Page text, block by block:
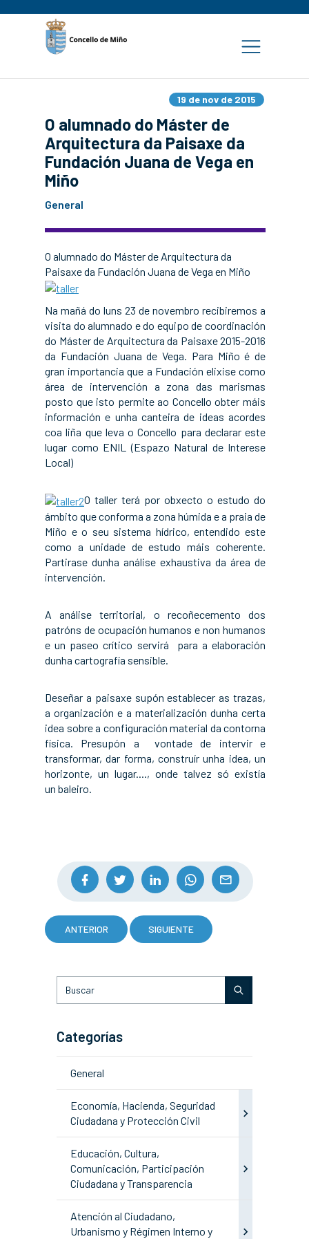
19 de nov de 2015
O alumnado do Máster de
Arquitectura da Paisaxe da
Fundación Juana de Vega en
Miño
General
O alumnado do Máster de Arquitectura da
Paisaxe da Fundación Juana de Vega en Miño
Na mañá do luns 23 de novembro recibiremos a
visita do alumnado e do equipo de coordinación
do Máster de Arquitectura da Paisaxe 2015-2016
da Fundación Juana de Vega. Para Miño é de
gran importancia que a Fundación elixise como
área de intervención a zona das marismas
posto que isto permite ao Concello obter máis
información e unha canteira de ideas acordes
coa liña que leva o Concello para declarar este
lugar como ENIL (Espazo Natural de Interese
Local)
O taller terá por obxecto o estudo do
ámbito que conforma a zona húmida e a praia de
Miño e o seu sistema hídrico, entendido este
como a unidade de estudo máis coherente.
Partirase dunha análise exhaustiva da área de
intervención.
A análise territorial, o recoñecemento dos
patróns de ocupación humanos e non humanos
e un paseo crítico servirá para a elaboración
dunha cartografía sensible.
Deseñar a paisaxe supón establecer as trazas,
a organización e a materialización dunha certa
idea sobre a configuración material da contorna
física. Presupón a vontade de intervir e
transformar, dar forma, construír unha idea, un
horizonte, un lugar...., onde talvez só existía
un baleiro.
ANTERIOR SIGUIENTE
Categorías
General
Economía, Hacienda, Seguridad
Ciudadana y Protección Civil
Educación, Cultura,
Comunicación, Participación
Ciudadana y Transparencia
Atención al Ciudadano,
Urbanismo y Régimen Interno y